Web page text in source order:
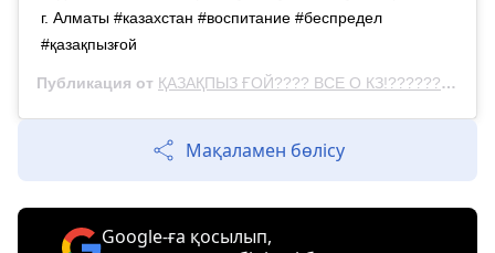
г. Алматы #казахстан #воспитание #беспредел
#қазақпызғой
Публикация от ҚАЗАҚПЫЗ ҒОЙ???? ВСЕ О КЗ!????????
Мақаламен бөлісу
Google-ға қосылып,